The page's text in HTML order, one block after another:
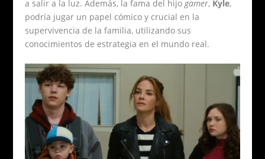
a salir a la luz. Además, la fama del hijo gamer, Kyle,
podría jugar un papel cómico y crucial en la
supervivencia de la familia, utilizando sus
conocimientos de estrategia en el mundo real.